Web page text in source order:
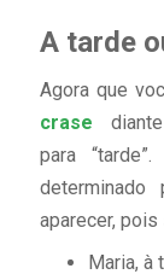
A tarde
Agora que
crase
para
aparecer,
Maria, à